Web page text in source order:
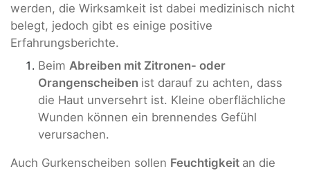
werden, die Wirksamkeit ist dabei medizinisch nicht
belegt, jedoch gibt es einige positive
Erfahrungsberichte.
Beim Abreiben mit Zitronen- oder
Orangenscheiben ist darauf zu achten, dass
die Haut unversehrt ist. Kleine oberflächliche
Wunden können ein brennendes Gefühl
verursachen.
Auch Gurkenscheiben sollen Feuchtigkeit an die